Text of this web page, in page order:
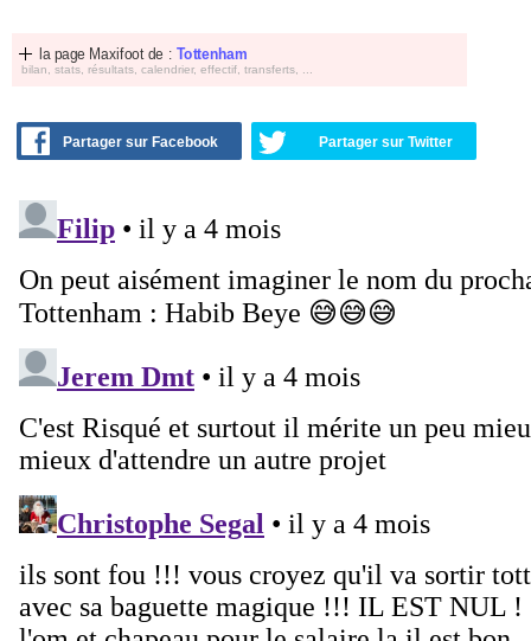
la page Maxifoot de : Tottenham
bilan, stats, résultats, calendrier, effectif, transferts, ...
Partager sur Facebook Partager sur Twitter